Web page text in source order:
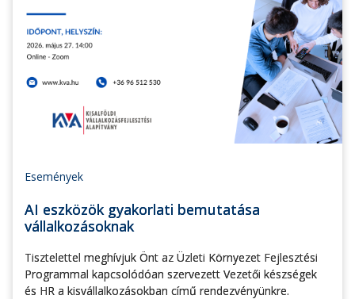
Események
AI eszközök gyakorlati bemutatása
vállalkozásoknak
Tisztelettel meghívjuk Önt az Üzleti Környezet Fejlesztési
Programmal kapcsolódóan szervezett Vezetői készségek
és HR a kisvállalkozásokban című rendezvényünkre.